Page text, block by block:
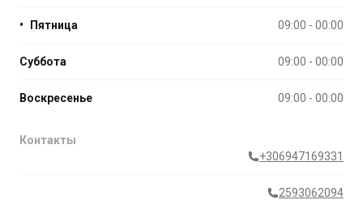
• Пятница 09:00 - 00:00
Суббота 09:00 - 00:00
Воскресенье 09:00 - 00:00
Контакты
+306947169331
2593062094